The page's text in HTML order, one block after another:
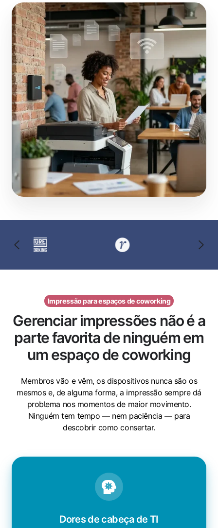
Impressão para espaços de coworking
Gerenciar impressões não é a
parte favorita de ninguém em
um espaço de coworking
Membros vão e vêm, os dispositivos nunca são os
mesmos e, de alguma forma, a impressão sempre dá
problema nos momentos de maior movimento.
Ninguém tem tempo — nem paciência — para
descobrir como consertar.
Dores de cabeça de TI